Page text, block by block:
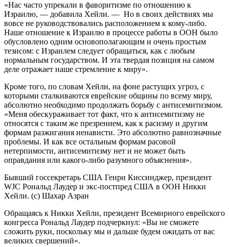
«Нас часто упрекали в фаворитизме по отношению к
Израилю, — добавила Хейли. — Но в своих действиях мы
вовсе не руководствовались расположением к кому-либо.
Наше отношение к Израилю в процессе работы в ООН было
обусловлено одним основополагающим и очень простым
тезисом: с Израилем следует обращаться, как с любым
нормальным государством. И эта твердая позиция на самом
деле отражает наше стремление к миру».
Кроме того, по словам Хейли, на фоне растущих угроз, с
которыми сталкиваются еврейские общины по всему миру,
абсолютно необходимо продолжать борьбу с антисемитизмом.
«Меня обескураживает тот факт, что к антисемитизму не
относятся с таким же презрением, как к расизму и другим
формам разжигания ненависти. Это абсолютно равнозначные
проблемы. И как все остальным формам расовой
нетерпимости, антисемитизму нет и не может быть
оправдания или какого-либо разумного объяснения».
Бывший госсекретарь США Генри Киссинджер, президент
WJC Рональд Лаудер и экс-постпред США в ООН Никки
Хейли. (c) Шахар Азран
Обращаясь к Никки Хейли, президент Всемирного еврейского
конгресса Рональд Лаудер подчеркнул: «Вы не сможете
сложить руки, поскольку мы и дальше будем ожидать от вас
великих свершений».